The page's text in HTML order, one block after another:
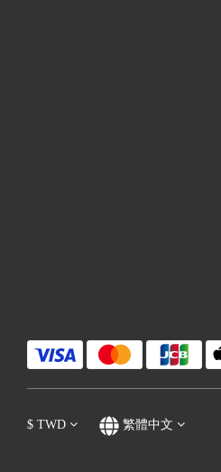
$ TWD 繁體中文